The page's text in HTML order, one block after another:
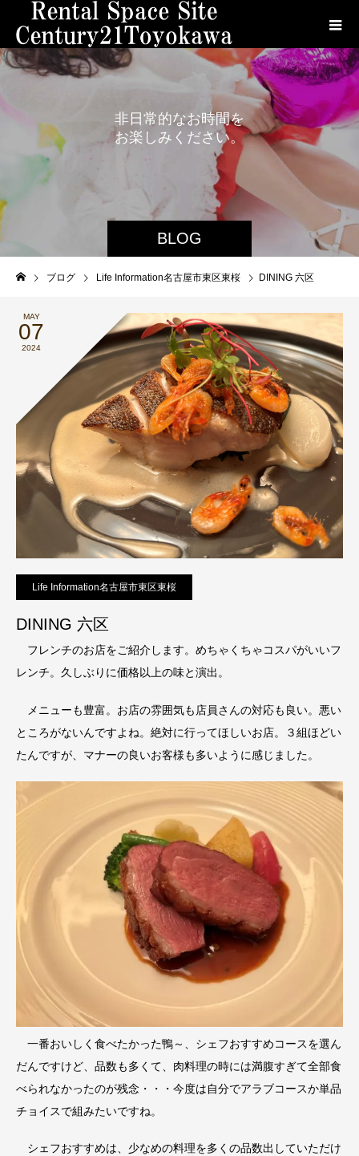
BLOG
非 日 常的なお時間を
お楽 しみ く ださい。
ブログ Life Information名古屋市東区東桜 DINING 六区
MAY
07
2024
Life Information名古屋市東区東桜
DINING 六区
フレンチのお店をご紹介します。めちゃくちゃコスパがいいフ
レンチ。久しぶりに価格以上の味と演出。
メニューも豊富。お店の雰囲気も店員さんの対応も良い。悪い
ところがないんですよね。絶対に行ってほしいお店。３組ほどい
たんですが、マナーの良いお客様も多いように感じました。
一番おいしく食べたかった鴨～、シェフおすすめコースを選ん
だんですけど、品数も多くて、肉料理の時には満腹すぎて全部食
べられなかったのが残念・・・今度は自分でアラブコースか単品
チョイスで組みたいですね。
シェフおすすめは、少なめの料理を多くの品数出していただけ